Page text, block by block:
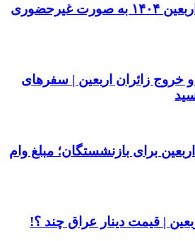
امکان خرید ارز اربعین ۱۴۰۴ به صورت غیرحضوری
و خروج زائران اربعین | سفرهای
برای بازنشستگان؛ مبلغ وام
| قیمت دینار عراق چند ؟!